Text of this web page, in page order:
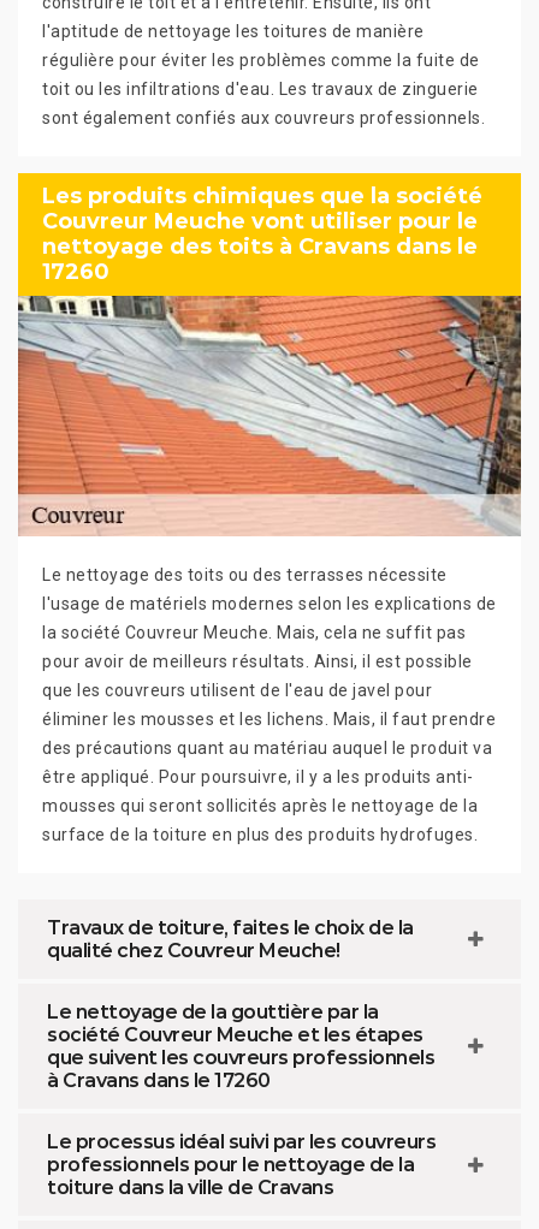
l'aptitude de nettoyage les toitures de manière
régulière pour éviter les problèmes comme la fuite de
toit ou les infiltrations d'eau. Les travaux de zinguerie
sont également confiés aux couvreurs professionnels.
Les produits chimiques que la société
Couvreur Meuche vont utiliser pour le
nettoyage des toits à Cravans dans le
17260
Le nettoyage des toits ou des terrasses nécessite
l'usage de matériels modernes selon les explications de
la société Couvreur Meuche. Mais, cela ne suffit pas
pour avoir de meilleurs résultats. Ainsi, il est possible
que les couvreurs utilisent de l'eau de javel pour
éliminer les mousses et les lichens. Mais, il faut prendre
des précautions quant au matériau auquel le produit va
être appliqué. Pour poursuivre, il y a les produits anti-
mousses qui seront sollicités après le nettoyage de la
surface de la toiture en plus des produits hydrofuges.
Travaux de toiture, faites le choix de la
qualité chez Couvreur Meuche!
Le nettoyage de la gouttière par la
société Couvreur Meuche et les étapes
que suivent les couvreurs professionnels
à Cravans dans le 17260
Le processus idéal suivi par les couvreurs
professionnels pour le nettoyage de la
toiture dans la ville de Cravans